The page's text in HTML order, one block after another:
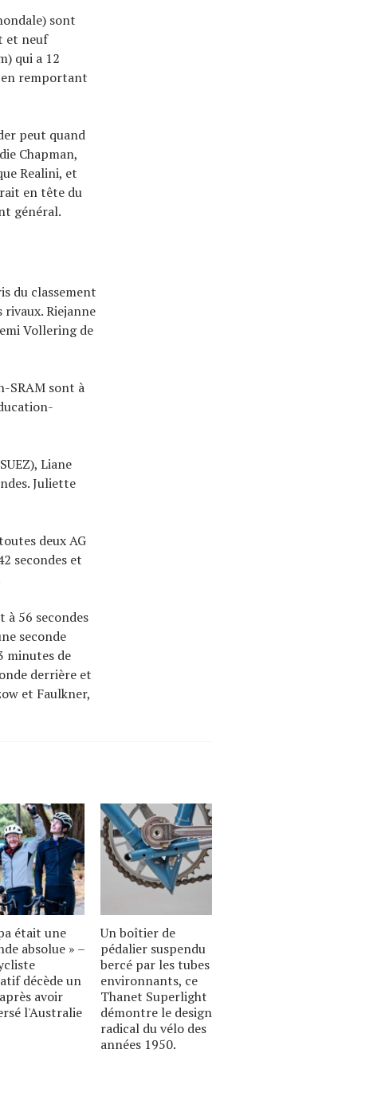
sont
et neuf
qui a 12
remportant
peut quand
Chapman,
Realini, et
en tête du
général.
du classement
Riejanne
Vollering de
SRAM sont à
Liane
Juliette
deux AG
secondes et
à 56 secondes
seconde
minutes de
derrière et
et Faulkner,
était une
absolue » –
décède un
avoir
l'Australie
Un boîtier de
pédalier suspendu
bercé par les tubes
environnants, ce
Thanet Superlight
démontre le design
radical du vélo des
années 1950.